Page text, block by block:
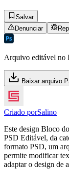
Salvar
Denunciar
Arquivo editável no
Baixar arquivo
Criado porSalino
Este design Bloco
PSD Editável, da
formato PSD, um
permite modificar
adaptar o design de